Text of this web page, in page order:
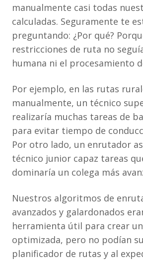
manualmente casi todas
calculadas. Seguramente te
preguntando: ¿Por qué?
restricciones de ruta no
humana ni el procesamiento
Por ejemplo, en las rutas
manualmente, un técnico
realizaría muchas tareas de
para evitar tiempo de
Por otro lado, un enrutador
técnico junior capaz tareas
dominaría un colega más
Nuestros algoritmos de
avanzados y galardonados
herramienta útil para crear
optimizada, pero no podían
planificador de rutas y al